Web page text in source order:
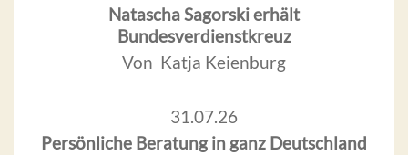
Natascha Sagorski erhält
Bundesverdienstkreuz
Von Katja Keienburg
31.07.26
Persönliche Beratung in ganz Deutschland